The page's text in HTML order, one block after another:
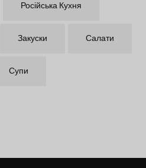
Російська Кухня
Закуски Салати
Супи